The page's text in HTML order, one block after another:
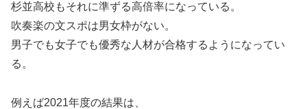
杉並高校もそれに準ずる高倍率になっている。
吹奏楽の文スポは男女枠がない。
男子でも女子でも優秀な人材が合格するようになってい
る。
例えば2021年度の結果は、